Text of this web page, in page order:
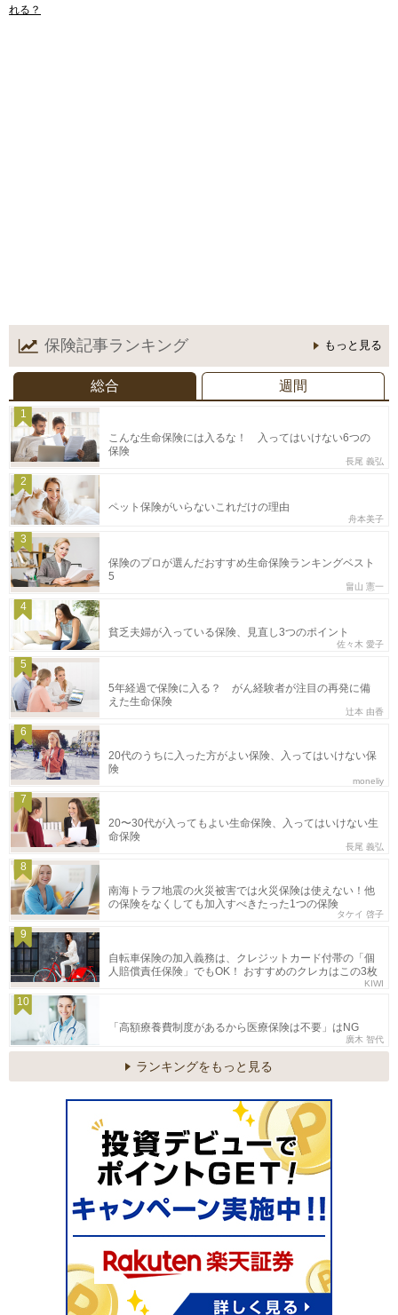
れる？
保険記事ランキング もっと見る
総合 週間
1
こんな生命保険には入るな！ 入ってはいけない6つの
保険
長尾 義弘
2
ペット保険がいらないこれだけの理由
舟本美子
3
保険のプロが選んだおすすめ生命保険ランキングベスト
5
畠山 憲一
4
貧乏夫婦が入っている保険、見直し3つのポイント
佐々木 愛子
5
5年経過で保険に入る？ がん経験者が注目の再発に備
えた生命保険
辻本 由香
6
20代のうちに入った方がよい保険、入ってはいけない保
険
moneliy
7
20〜30代が入ってもよい生命保険、入ってはいけない生
命保険
長尾 義弘
8
南海トラフ地震の火災被害では火災保険は使えない！他
の保険をなくしても加入すべきたった1つの保険
タケイ 啓子
9
自転車保険の加入義務は、クレジットカード付帯の「個
人賠償責任保険」でもOK！ おすすめのクレカはこの3枚
KIWI
10
「高額療養費制度があるから医療保険は不要」はNG
廣木 智代
ランキングをもっと見る